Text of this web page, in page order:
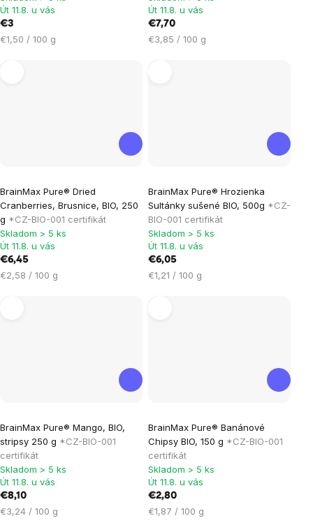
5,0
z
5
Út 11.8. u vás
€3
Jednotková
€1,50 / 100 g
5,0
z
5
Út 11.8. u vás
€7,70
Jednotková
€3,85 / 100 g
BrainMax Pure® Dried
Cranberries, Brusnice, BIO, 250
g *CZ-BIO-001 certifikát
Skladom > 5 ks
Út 11.8. u vás
€6,45
Jednotková
€2,58 / 100 g
BrainMax Pure® Hrozienka
Sultánky sušené BIO, 500g *CZ-
BIO-001 certifikát
hodnotenie
produktu
je
5,0
z
5
Skladom > 5 ks
Út 11.8. u vás
€6,05
Jednotková
€1,21 / 100 g
BrainMax Pure® Mango, BIO,
stripsy 250 g *CZ-BIO-001
certifikát
hodnotenie
produktu
je
5,0
z
5
Skladom > 5 ks
Út 11.8. u vás
€8,10
Jednotková
€3,24 / 100 g
BrainMax Pure® Banánové
Chipsy BIO, 150 g *CZ-BIO-001
certifikát
hodnotenie
produktu
je
5,0
z
5
Skladom > 5 ks
Út 11.8. u vás
€2,80
Jednotková
€1,87 / 100 g